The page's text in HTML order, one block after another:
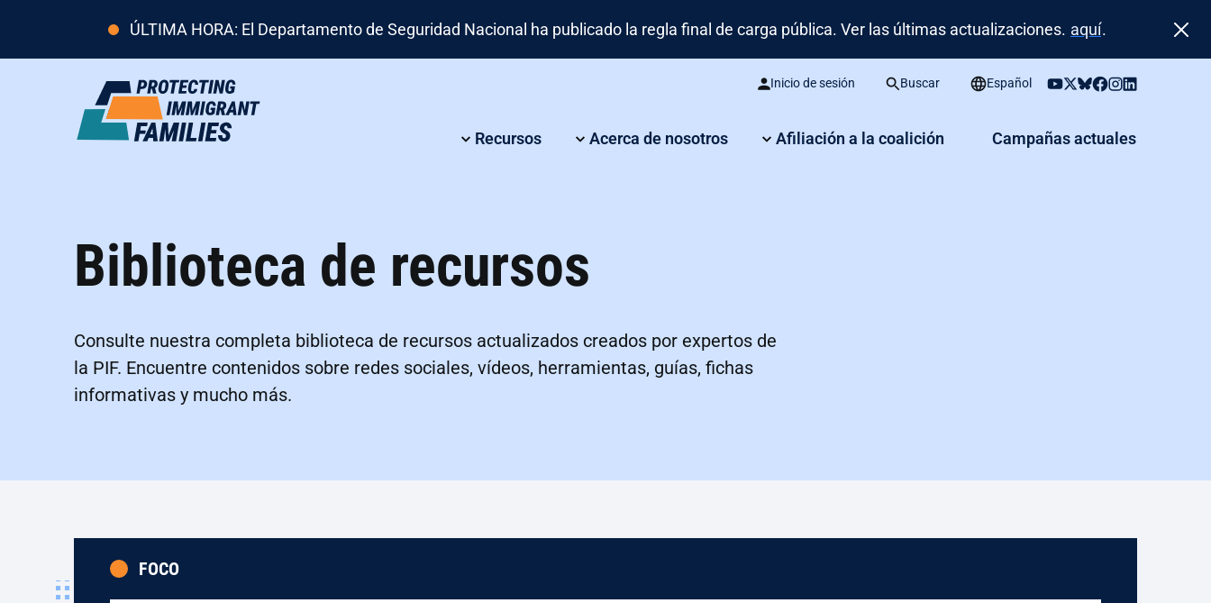
ÚLTIMA HORA: El Departamento de Seguridad Nacional ha publicado la regla final de carga pública. Ver las últimas actualizaciones. aquí.
Inicio de sesión Buscar Español
Recursos Acerca de nosotros Afiliación a la coalición Campañas actuales
Biblioteca de recursos
Consulte nuestra completa biblioteca de recursos actualizados creados por expertos de
la PIF. Encuentre contenidos sobre redes sociales, vídeos, herramientas, guías, fichas
informativas y mucho más.
FOCO